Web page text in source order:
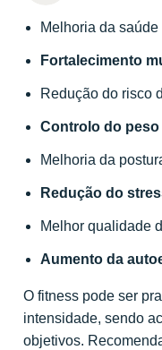
Melhoria da
Fortalecimento
Redução do risco
Controlo do peso
Melhoria da
Redução do
Melhor qualidade
Aumento da
O fitness pode ser
intensidade, sendo
objetivos.